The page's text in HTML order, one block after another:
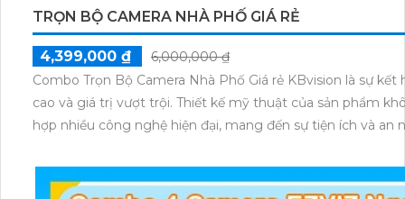
TRỌN BỘ CAMERA NHÀ PHỐ GIÁ RẺ
4,399,000 ₫
6,000,000 ₫
Combo Trọn Bộ Camera Nhà Phố Giá rẻ KBvision là sự
cao và giá trị vượt trội. Thiết kế mỹ thuật của sản phẩm không chỉ đẹp mắt mà còn tích
hợp nhiều công nghệ hiện đại, mang đến sự tiện ích và an